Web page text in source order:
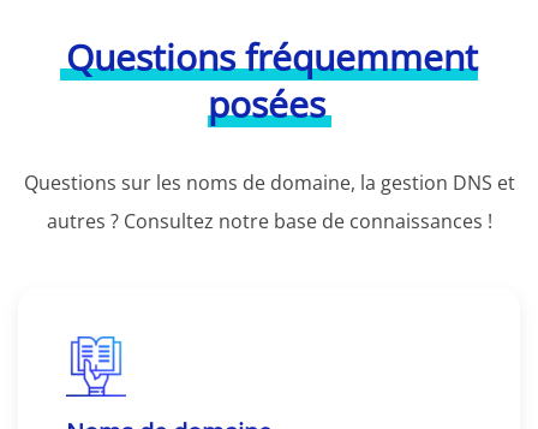
Questions fréquemment
posées
Questions sur les noms de domaine, la gestion DNS et
autres ? Consultez notre base de connaissances !